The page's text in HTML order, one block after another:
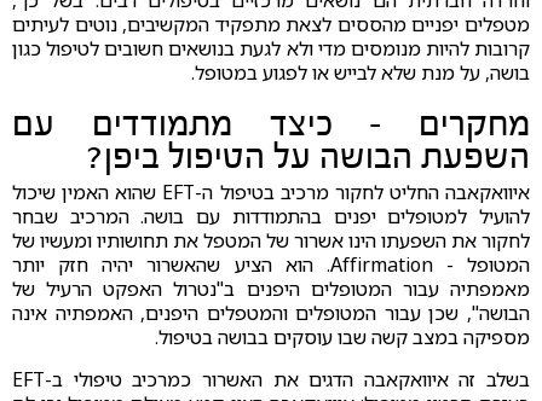
מטפלים יפניים מהססים לצאת מתפקיד המקשיבים, נוטים לעיתים
קרובות להיות מנומסים מדי ולא לגעת בנושאים חשובים לטיפול כגון
בושה, על מנת שלא לבייש או לפגוע במטופל.
מחקרים - כיצד מתמודדים עם
השפעת הבושה על הטיפול ביפן?
איוואקאבה החליט לחקור מרכיב בטיפול ה-EFT שהוא האמין שיכול
להועיל למטופלים יפנים בהתמודדות עם בושה. המרכיב שבחר
לחקור את השפעתו הינו אשרור של המטפל את תחושותיו ומעשיו של
המטופל - Affirmation. הוא הציע שהאשרור יהיה חזק יותר
מאמפתיה עבור המטופלים היפנים ב"נטרול האפקט הרעיל של
הבושה", שכן עבור המטופלים והמטפלים היפנים, האמפתיה אינה
מספיקה במצב קשה שבו עוסקים בבושה בטיפול.
בשלב זה איוואקאבה הדגים את האשרור כמרכיב טיפולי ב-EFT